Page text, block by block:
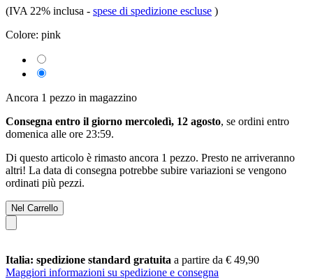
(IVA 22% inclusa - spese di spedizione escluse )
Colore: pink
Ancora 1 pezzo in magazzino
Consegna entro il giorno mercoledì, 12 agosto, se ordini entro
domenica alle ore 23:59.
Di questo articolo è rimasto ancora 1 pezzo. Presto ne arriveranno
altri! La data di consegna potrebbe subire variazioni se vengono
ordinati più pezzi.
Nel Carrello
Italia: spedizione standard gratuita a partire da € 49,90
Maggiori informazioni su spedizione e consegna